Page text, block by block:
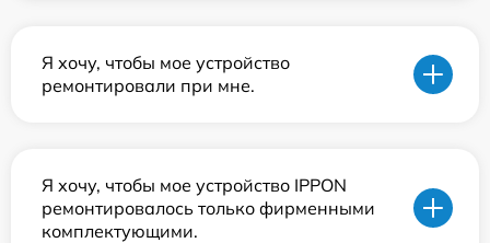
Я хочу, чтобы мое устройство
ремонтировали при мне.
Я хочу, чтобы мое устройство IPPON
ремонтировалось только фирменными
комплектующими.